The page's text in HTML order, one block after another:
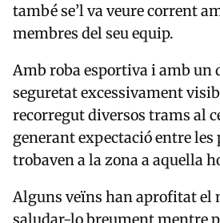
també se’l va veure corrent
membres del seu equip.
Amb roba esportiva i amb un
seguretat excessivament
recorregut diversos trams al
generant expectació entre les
trobaven a la zona a aquella
Alguns veïns han aprofitat el
saludar-lo breument mentre